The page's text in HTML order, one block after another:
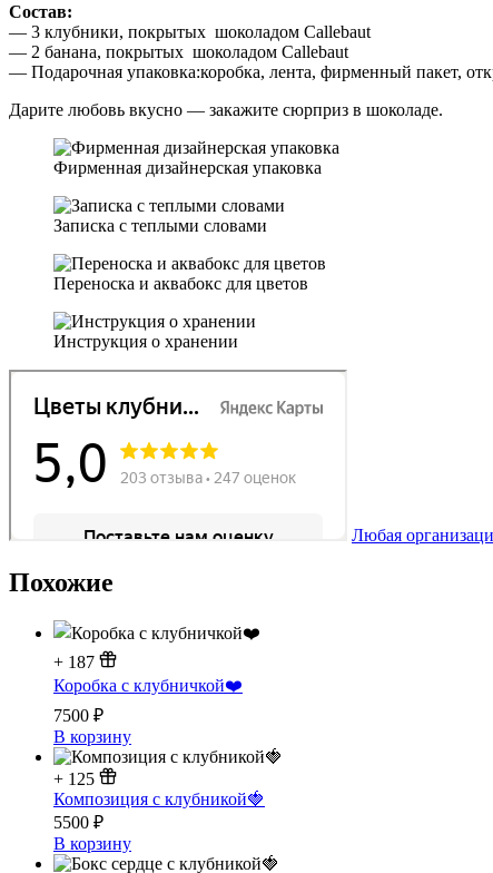
Состав:
— 3 клубники, покрытых шоколадом Callebaut
— 2 банана, покрытых шоколадом Callebaut
— Подарочная упаковка:коробка, лента, фирменный пакет,
Дарите любовь вкусно — закажите сюрприз в шоколаде.
Фирменная дизайнерская упаковка
Записка с теплыми словами
Переноска и аквабокс для цветов
Инструкция о хранении
Любая
Похожие
+ 187
Коробка с клубничкой❤️
7500 ₽
В корзину
+ 125
Композиция с клубникой🍓
5500 ₽
В корзину